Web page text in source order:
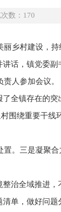
数： 170
乡村建设，
话，镇党委
人参加会议。
全镇存在的
围绕重要干线
置。三是凝聚
治全域推进，
单，做好问